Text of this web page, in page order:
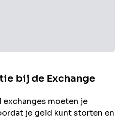
bij de Exchange
exchanges moeten je
je geld kunt storten en